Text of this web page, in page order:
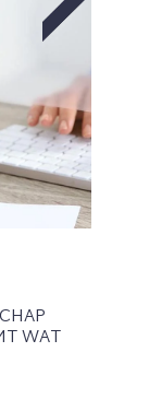
WAT